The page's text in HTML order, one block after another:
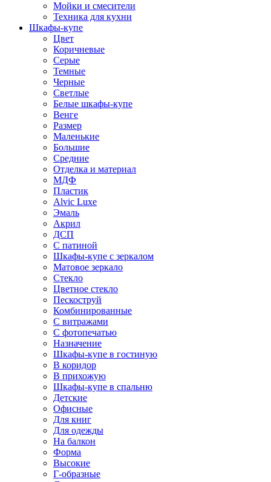
Мойки и смесители
Техника для кухни
Шкафы-купе
Цвет
Коричневые
Серые
Темные
Черные
Светлые
Белые шкафы-купе
Венге
Размер
Маленькие
Большие
Средние
Отделка и материал
МДФ
Пластик
Alvic Luxe
Эмаль
Акрил
ДСП
С патиной
Шкафы-купе с зеркалом
Матовое зеркало
Стекло
Цветное стекло
Пескоструй
Комбинированные
С витражами
С фотопечатью
Назначение
Шкафы-купе в гостиную
В коридор
В прихожую
Шкафы-купе в спальню
Детские
Офисные
Для книг
Для одежды
На балкон
Форма
Высокие
Г-образные